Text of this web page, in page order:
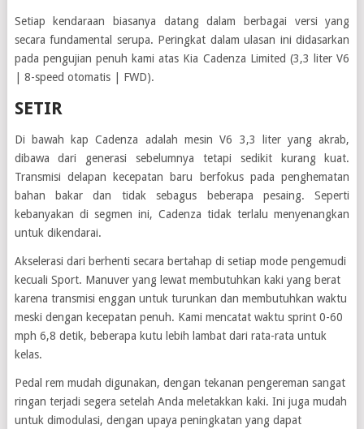
Setiap kendaraan biasanya datang dalam berbagai versi yang
secara fundamental serupa. Peringkat dalam ulasan ini didasarkan
pada pengujian penuh kami atas Kia Cadenza Limited (3,3 liter V6
| 8-speed otomatis | FWD).
SETIR
Di bawah kap Cadenza adalah mesin V6 3,3 liter yang akrab,
dibawa dari generasi sebelumnya tetapi sedikit kurang kuat.
Transmisi delapan kecepatan baru berfokus pada penghematan
bahan bakar dan tidak sebagus beberapa pesaing. Seperti
kebanyakan di segmen ini, Cadenza tidak terlalu menyenangkan
untuk dikendarai.
Akselerasi dari berhenti secara bertahap di setiap mode pengemudi
kecuali Sport. Manuver yang lewat membutuhkan kaki yang berat
karena transmisi enggan untuk turunkan dan membutuhkan waktu
meski dengan kecepatan penuh. Kami mencatat waktu sprint 0-60
mph 6,8 detik, beberapa kutu lebih lambat dari rata-rata untuk
kelas.
Pedal rem mudah digunakan, dengan tekanan pengereman sangat
ringan terjadi segera setelah Anda meletakkan kaki. Ini juga mudah
untuk dimodulasi, dengan upaya peningkatan yang dapat